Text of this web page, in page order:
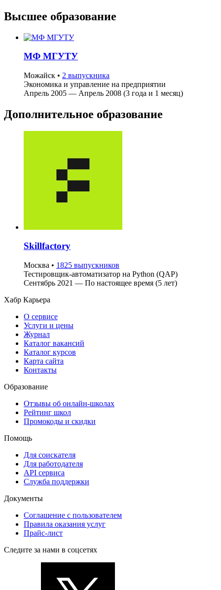
Высшее образование
МФ МГУТУ
Можайск • 2 выпускника
Экономика и управление на предприятии
Апрель 2005 — Апрель 2008 (3 года и 1 месяц)
Дополнительное образование
Skillfactory
Москва • 1825 выпускников
Тестировщик-автоматизатор на Python (QAP)
Сентябрь 2021 — По настоящее время (5 лет)
Хабр Карьера
О сервисе
Услуги и цены
Журнал
Каталог вакансий
Каталог курсов
Карта сайта
Контакты
Образование
Отзывы об онлайн-школах
Рейтинг школ
Промокоды и скидки
Помощь
Для соискателя
Для работодателя
API сервиса
Служба поддержки
Документы
Соглашение с пользователем
Правила оказания услуг
Прайс-лист
Следите за нами в соцсетях